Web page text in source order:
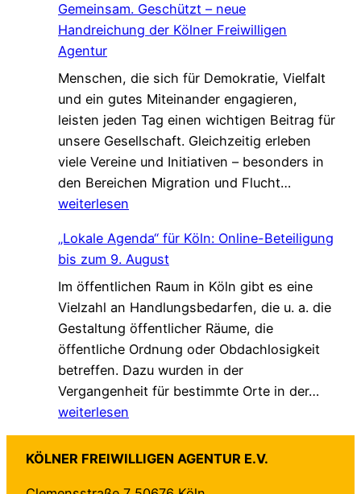
e
a
l
k
h
a
t
,
d
i
e
d
L
b
e
n
v
e
r
n
d
u
h
e
n
V
e
r
ä
k
u
g
Gemeinsam. Geschützt – neue
Handreichung der Kölner Freiwilligen
Agentur
Menschen, die sich für Demokratie, Vielfalt
und ein gutes Miteinander engagieren,
leisten jeden Tag einen wichtigen Beitrag für
unsere Gesellschaft. Gleichzeitig erleben
viele Vereine und Initiativen – besonders in
den Bereichen Migration und Flucht…
e
n
s
m
G
s
weiterlesen
„Lokale Agenda“ für Köln: Online-Beteiligung
bis zum 9. August
Im öffentlichen Raum in Köln gibt es eine
Vielzahl an Handlungsbedarfen, die u. a. die
Gestaltung öffentlicher Räume, die
öffentliche Ordnung oder Obdachlosigkeit
betreffen. Dazu wurden in der
Vergangenheit für bestimmte Orte in der…
o
weiterlesen
KÖLNER FREIWILLIGEN AGENTUR E.V.